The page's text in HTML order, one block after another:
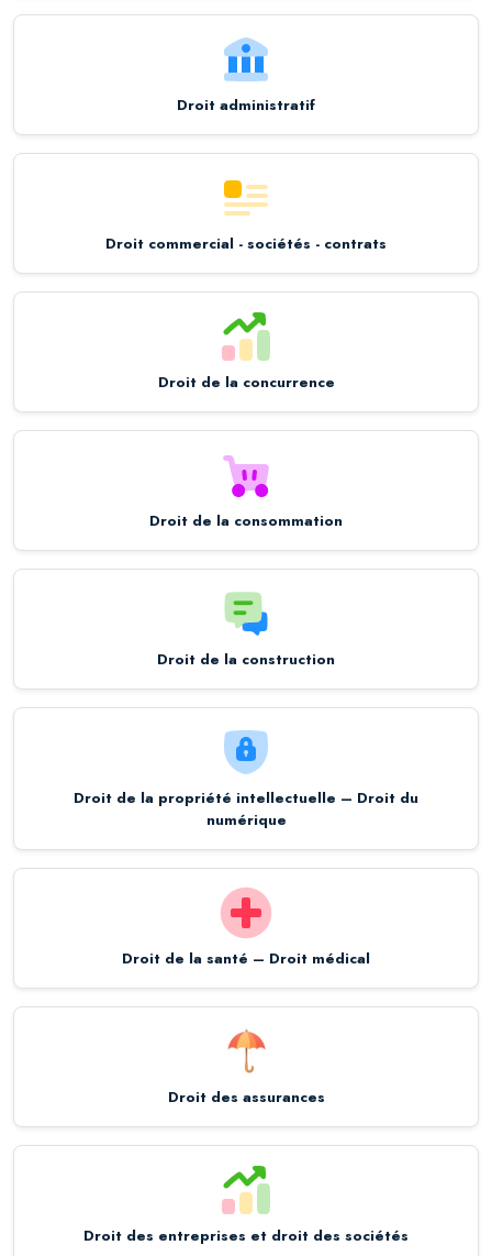
Droit administratif
Droit commercial - sociétés - contrats
Droit de la concurrence
Droit de la consommation
Droit de la construction
Droit de la propriété intellectuelle – Droit du
numérique
Droit de la santé – Droit médical
Droit des assurances
Droit des entreprises et droit des sociétés